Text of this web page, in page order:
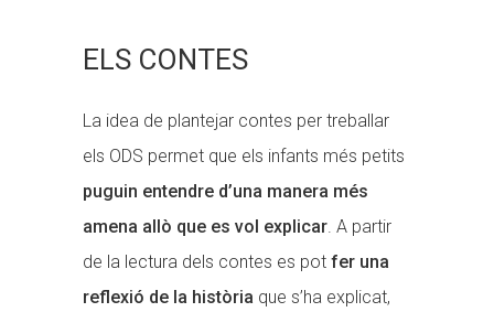
ELS CONTES
La idea de plantejar contes per treballar
els ODS permet que els infants més petits
puguin entendre d’una manera més
amena allò que es vol explicar. A partir
de la lectura dels contes es pot fer una
reflexió de la història que s’ha explicat,